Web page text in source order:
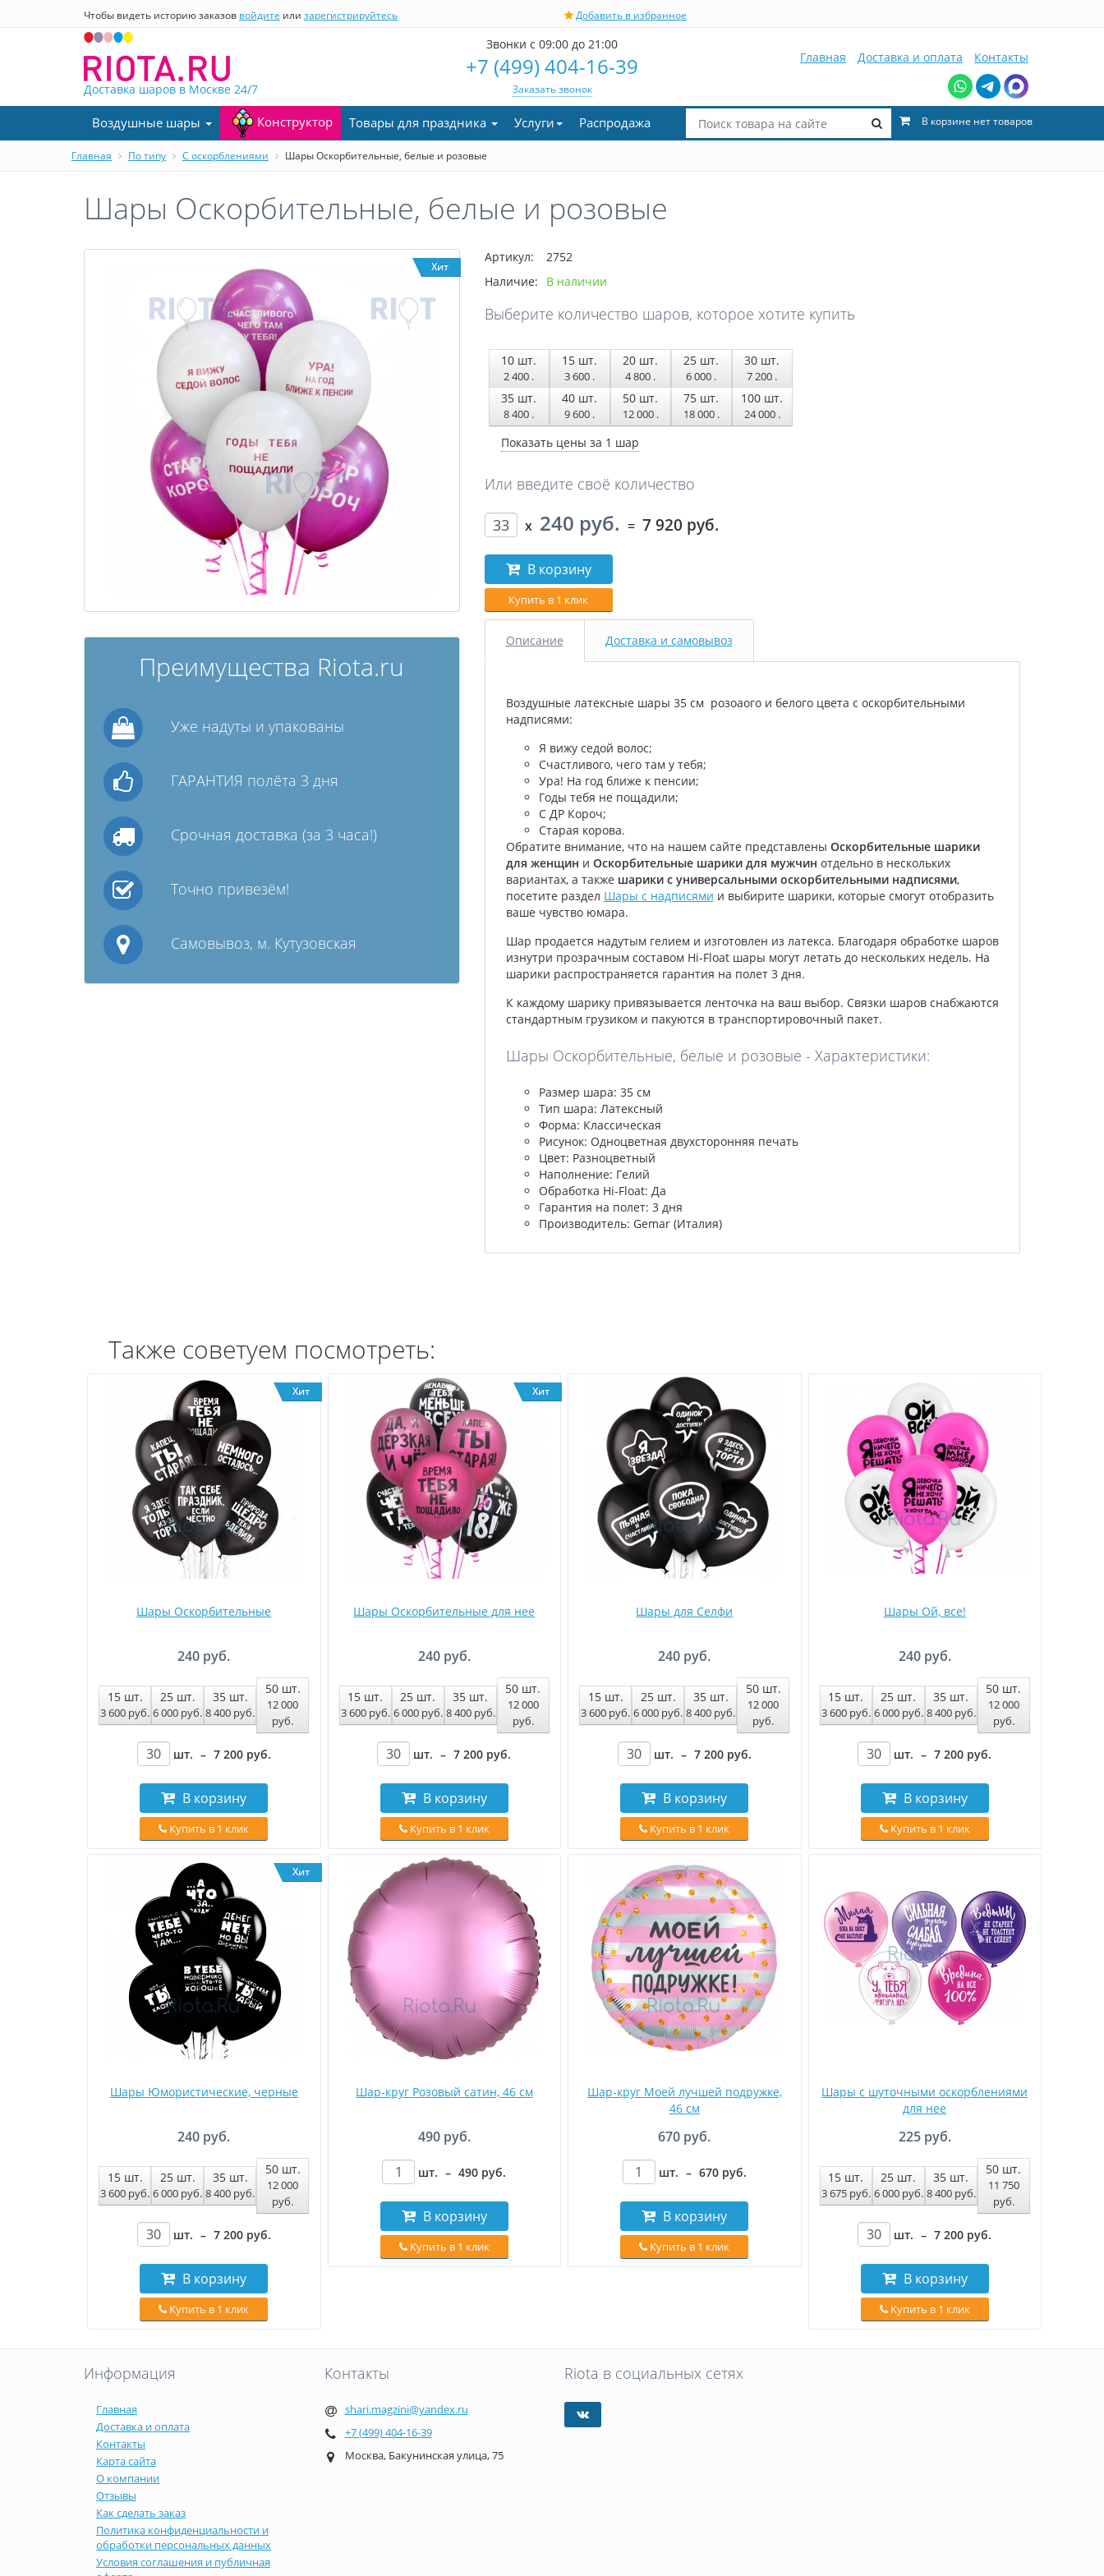
Чтобы видеть историю заказов войдите или зарегистрируйтесь Добавить в избранное
Доставка шаров в Москве 24/7
Звонки с 09:00 до 21:00
+7 (499) 404-16-39
Заказать звонок
Главная Доставка и оплата Контакты
В корзине нет товаров
Воздушные шары Конструктор Товары для праздника Услуги Распродажа
Главная По типу С оскорблениями Шары Оскорбительные, белые и розовые
Шары Оскорбительные, белые и розовые
Хит
Преимущества Riota.ru
Уже надуты и упакованы
ГАРАНТИЯ полёта 3 дня
Срочная доставка (за 3 часа!)
Точно привезём!
Самовывоз, м. Кутузовская
Артикул:
2752
Наличие:
В наличии
Выберите количество шаров, которое хотите купить
10 шт.
2 400 .
15 шт.
3 600 .
20 шт.
4 800 .
25 шт.
6 000 .
30 шт.
7 200 .
35 шт.
8 400 .
40 шт.
9 600 .
50 шт.
12 000 .
75 шт.
18 000 .
100 шт.
24 000 .
Показать цены за 1 шар
Или введите своё количество
x 240 руб. = 7 920 руб.
В корзину
Купить в 1 клик
Описание Доставка и самовывоз
Воздушные латексные шары 35 см розоаого и белого цвета с оскорбительными
надписями:
Я вижу седой волос;
Счастливого, чего там у тебя;
Ура! На год ближе к пенсии;
Годы тебя не пощадили;
С ДР Короч;
Старая корова.
Обратите внимание, что на нашем сайте представлены Оскорбительные шарики
для женщин и Оскорбительные шарики для мужчин отдельно в нескольких
вариантах, а также шарики с универсальными оскорбительными надписями,
посетите раздел Шары с надписями и выбирите шарики, которые смогут отобразить
ваше чувство юмара.
Шар продается надутым гелием и изготовлен из латекса. Благодаря обработке шаров
изнутри прозрачным составом Hi-Float шары могут летать до нескольких недель. На
шарики распространяется гарантия на полет 3 дня.
К каждому шарику привязывается ленточка на ваш выбор. Связки шаров снабжаются
стандартным грузиком и пакуются в транспортировочный пакет.
Шары Оскорбительные, белые и розовые - Характеристики:
Размер шара: 35 см
Тип шара: Латексный
Форма: Классическая
Рисунок: Одноцветная двухсторонняя печать
Цвет: Разноцветный
Наполнение: Гелий
Обработка Hi-Float: Да
Гарантия на полет: 3 дня
Производитель: Gemar (Италия)
Также советуем посмотреть:
Хит
Шары Оскорбительные
240 руб.
15шт.
3 600 руб.
25шт.
6 000 руб.
35шт.
8 400 руб.
50шт.
12 000
руб.
шт. – 7 200 руб.
В корзину
Купить в 1 клик
Хит
Шары Оскорбительные для нее
240 руб.
15 шт.
3 600 руб.
25 шт.
6 000 руб.
35 шт.
8 400 руб.
50 шт.
12 000
руб.
шт. – 7 200 руб.
В корзину
Купить в 1 клик
Шары для Селфи
240 руб.
15шт.
3 600 руб.
25шт.
6 000 руб.
35шт.
8 400 руб.
50шт.
12 000
руб.
шт. – 7 200 руб.
В корзину
Купить в 1 клик
Шары Ой, все!
240 руб.
15 шт.
3 600 руб.
25 шт.
6 000 руб.
35 шт.
8 400 руб.
50 шт.
12 000
руб.
шт. – 7 200 руб.
В корзину
Купить в 1 клик
Хит
Шары Юмористические, черные
240 руб.
15шт.
3 600 руб.
25шт.
6 000 руб.
35шт.
8 400 руб.
50шт.
12 000
руб.
шт. – 7 200 руб.
В корзину
Купить в 1 клик
Шар-круг Розовый сатин, 46 см
490 руб.
шт. – 490 руб.
В корзину
Купить в 1 клик
Шар-круг Моей лучшей подружке,
46 см
670 руб.
шт. – 670 руб.
В корзину
Купить в 1 клик
Шары с шуточными оскорблениями
для нее
225 руб.
15 шт.
3 675 руб.
25 шт.
6 000 руб.
35 шт.
8 400 руб.
50 шт.
11 750
руб.
шт. – 7 200 руб.
В корзину
Купить в 1 клик
Информация
Главная
Доставка и оплата
Контакты
Карта сайта
О компании
Отзывы
Как сделать заказ
Политика конфиденциальности и
обработки персональных данных
Условия соглашения и публичная
Контакты
shari.magzini@yandex.ru
+7 (499) 404-16-39
Москва, Бакунинская улица, 75
Riota в социальных сетях